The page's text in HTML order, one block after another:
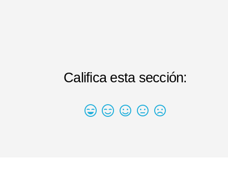
Califica esta sección: